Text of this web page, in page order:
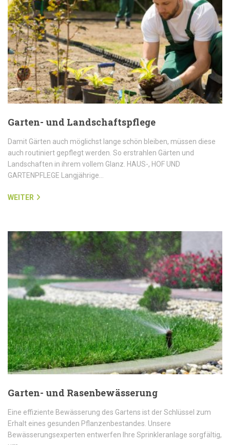
Garten- und Landschaftspflege
Damit Gärten auch möglichst lange schön bleiben, müssen diese
auch routiniert gepflegt werden. So erstrahlen Gärten und
Landschaften in ihrem vollem Glanz. HAUS-, HOF UND
GARTENPFLEGE Langjährige…
WEITER
Garten- und Rasenbewässerung
Eine effiziente Bewässerung des Gartens ist der Schlüssel zum
Erhalt eines gesunden Pflanzenbestandes. Unsere
Bewässerungsexperten entwerfen Ihre Sprinkleranlage sorgfältig,